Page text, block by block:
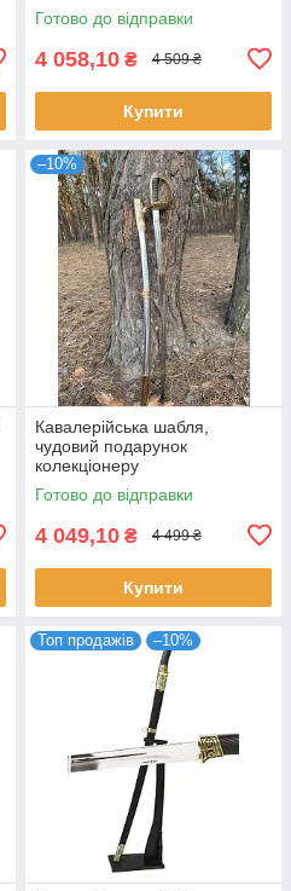
Готово до відправки
4 058,10 ₴ 4 509 ₴
Купити
–10%
Кавалерійська шабля,
чудовий подарунок
колекціонеру
Готово до відправки
4 049,10 ₴ 4 499 ₴
Купити
Топ продажів –10%